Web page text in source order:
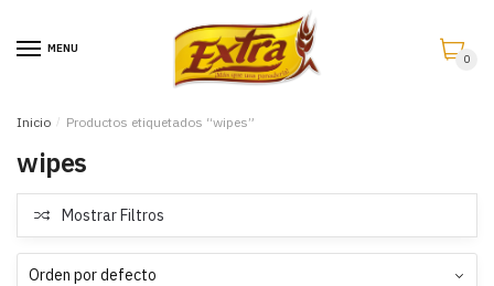
MENU
0
Inicio / Productos etiquetados “wipes”
wipes
Mostrar Filtros